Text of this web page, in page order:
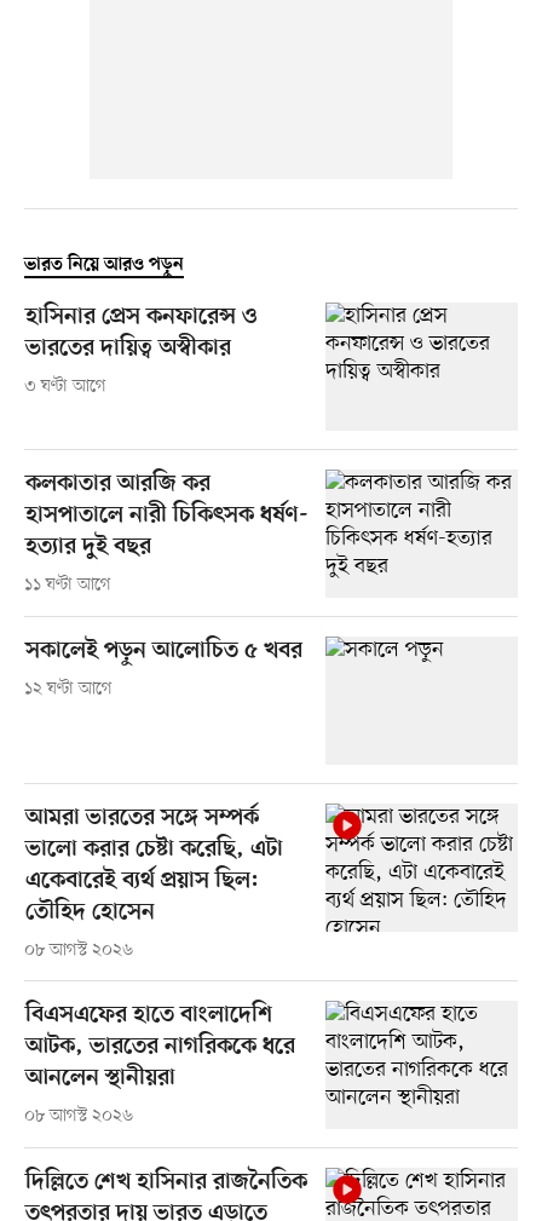
ভারত নিয়ে আরও পড়ুন
হাসিনার প্রেস কনফারেন্স ও
ভারতের দায়িত্ব অস্বীকার
৩ ঘণ্টা আগে
কলকাতার আরজি কর
হাসপাতালে নারী চিকিৎসক ধর্ষণ-
হত্যার দুই বছর
১১ ঘণ্টা আগে
সকালেই পড়ুন আলোচিত ৫ খবর
১২ ঘণ্টা আগে
আমরা ভারতের সঙ্গে সম্পর্ক
ভালো করার চেষ্টা করেছি, এটা
একেবারেই ব্যর্থ প্রয়াস ছিল:
তৌহিদ হোসেন
০৮ আগস্ট ২০২৬
বিএসএফের হাতে বাংলাদেশি
আটক, ভারতের নাগরিককে ধরে
আনলেন স্থানীয়রা
০৮ আগস্ট ২০২৬
দিল্লিতে শেখ হাসিনার রাজনৈতিক
তৎপরতার দায় ভারত এড়াতে